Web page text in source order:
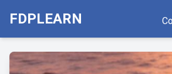
FDPLEARN